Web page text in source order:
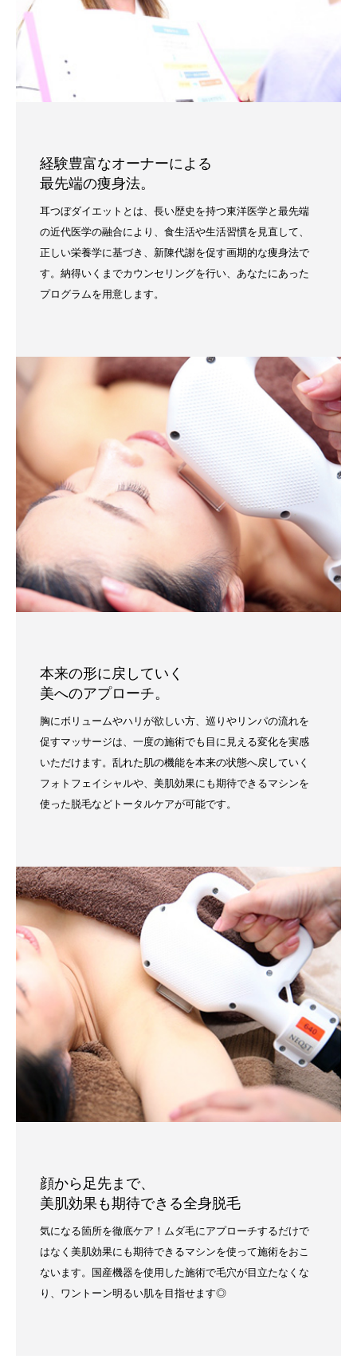
経験豊富なオーナーによる
最先端の痩身法。
耳つぼダイエットとは、長い歴史を持つ東洋医学と最先端
の近代医学の融合により、食生活や生活習慣を見直して、
正しい栄養学に基づき、新陳代謝を促す画期的な痩身法で
す。納得いくまでカウンセリングを行い、あなたにあった
プログラムを用意します。
本来の形に戻していく
美へのアプローチ。
胸にボリュームやハリが欲しい方、巡りやリンパの流れを
促すマッサージは、一度の施術でも目に見える変化を実感
いただけます。乱れた肌の機能を本来の状態へ戻していく
フォトフェイシャルや、美肌効果にも期待できるマシンを
使った脱毛などトータルケアが可能です。
顔から足先まで、
美肌効果も期待できる全身脱毛
気になる箇所を徹底ケア！ムダ毛にアプローチするだけで
はなく美肌効果にも期待できるマシンを使って施術をおこ
ないます。国産機器を使用した施術で毛穴が目立たなくな
り、ワントーン明るい肌を目指せます◎